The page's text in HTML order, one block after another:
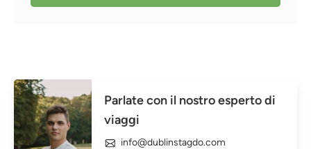
Parlate con il nostro esperto di
viaggi
info@dublinstagdo.com